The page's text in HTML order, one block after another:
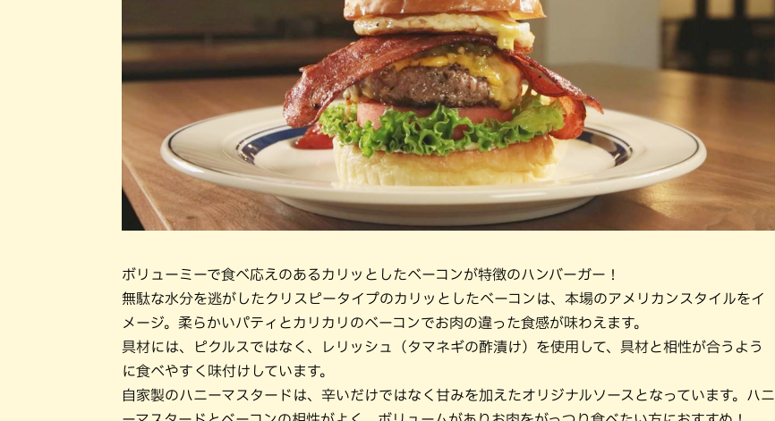
ボリューミーで食べ応えのあるカリッとしたベーコンが特徴のハンバーガー！
無駄な水分を逃がしたクリスピータイプのカリッとしたベーコンは、本場のアメリカンスタイルをイ
メージ。柔らかいパティとカリカリのベーコンでお肉の違った食感が味わえます。
具材には、ピクルスではなく、レリッシュ（タマネギの酢漬け）を使用して、具材と相性が合うよう
に食べやすく味付けしています。
自家製のハニーマスタードは、辛いだけではなく甘みを加えたオリジナルソースとなっています。ハニ